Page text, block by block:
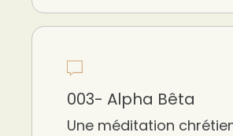
003- Alpha Bêta
Une méditation